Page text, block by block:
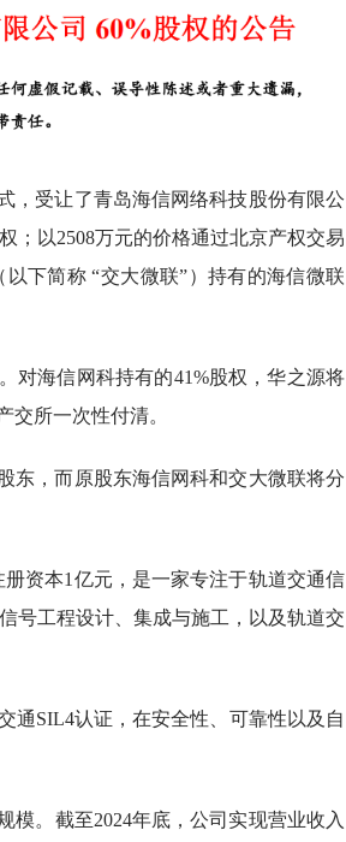
，受让了青岛海信网络科技股份有限公
；以2508万元的价格通过北京产权交易
下简称 “交大微联”）持有的海信微联
对海信网科持有的41%股权，华之源将
交所一次性付清。
东，而原股东海信网科和交大微联将分
资本1亿元，是一家专注于轨道交通信
号工程设计、集成与施工，以及轨道交
通SIL4认证，在安全性、可靠性以及自
模。截至2024年底，公司实现营业收入